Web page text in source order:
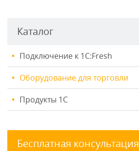
Каталог
Подключение к 1С:Fresh
Оборудование для торговли
Продукты 1С
Бесплатная консультация